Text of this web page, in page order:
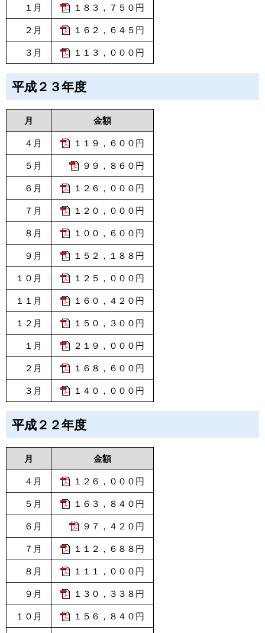
１月 １８３，７５０円
２月 １６２，６４５円
３月 １１３，０００円
平成２３年度
月 金額
４月 １１９，６００円
５月 ９９，８６０円
６月 １２６，０００円
７月 １２０，０００円
８月 １００，６００円
９月 １５２，１８８円
１０月 １２５，０００円
１１月 １６０，４２０円
１２月 １５０，３００円
１月 ２１９，０００円
２月 １６８，６００円
３月 １４０，０００円
平成２２年度
月 金額
４月 １２６，０００円
５月 １６３，８４０円
６月 ９７，４２０円
７月 １１２，６８８円
８月 １１１，０００円
９月 １３０，３３８円
１０月 １５６，８４０円